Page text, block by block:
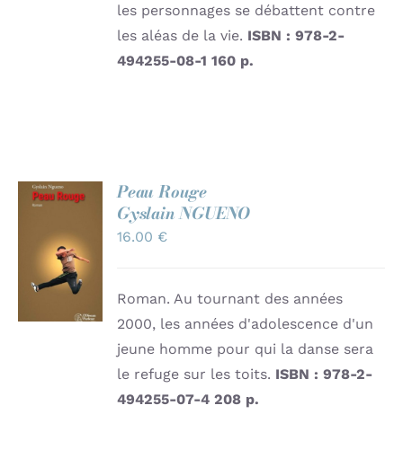
les personnages se débattent contre
les aléas de la vie. ISBN : 978-2-
494255-08-1160 p.
AU
PANIER
/
DÉTAILS
Peau Rouge
Gyslain NGUENO
16.00 €
Roman. Au tournant des années
2000, les années d'adolescence d'un
jeune homme pour qui la danse sera
le refuge sur les toits. ISBN : 978-2-
494255-07-4208 p.